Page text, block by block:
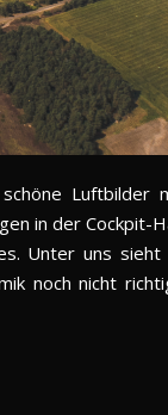
Luftbilder
in der Cockpit-
Unter uns
noch nicht